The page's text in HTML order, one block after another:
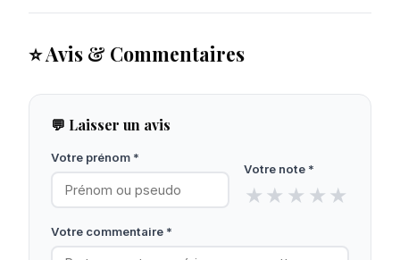
⭐ Avis & Commentaires
💬 Laisser un avis
Votre prénom *
Votre note *
★ ★ ★ ★ ★
Votre commentaire *